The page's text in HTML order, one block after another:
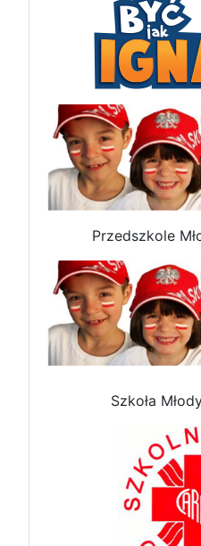
Przedszkole
Szkoła